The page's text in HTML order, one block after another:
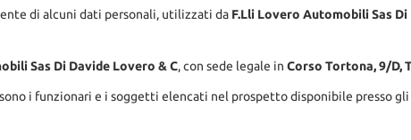
di alcuni dati personali, utilizzati da F.Lli Lovero Automobili Sas
Sas Di Davide Lovero & C, con sede legale in Corso Tortona, 9/D,
i funzionari e i soggetti elencati nel prospetto disponibile presso